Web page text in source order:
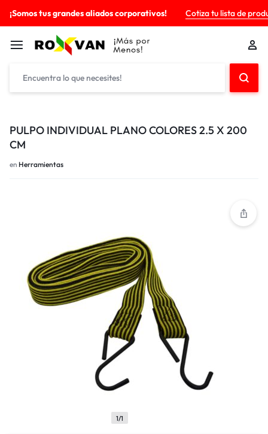
¡Somos tus grandes aliados corporativos! Cotiza tu lista de
PULPO INDIVIDUAL PLANO COLORES 2.5 X 200
CM
en Herramientas
1/1